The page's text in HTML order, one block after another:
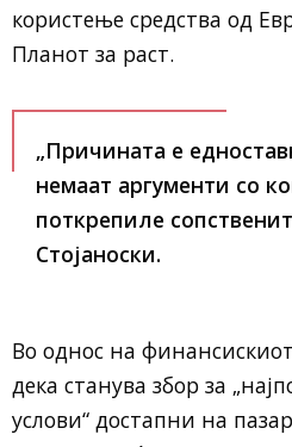
користење средства од
Планот за раст.
„Причината е
немаат аргументи со
поткрепиле
Стојаноски.
Во однос на
дека станува збор за
услови“ достапни на